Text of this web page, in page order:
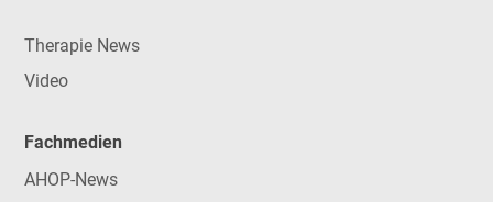
Therapie News
Video
Fachmedien
AHOP-News